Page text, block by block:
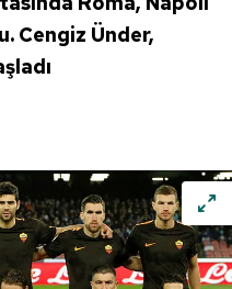
Cengiz Ünder,